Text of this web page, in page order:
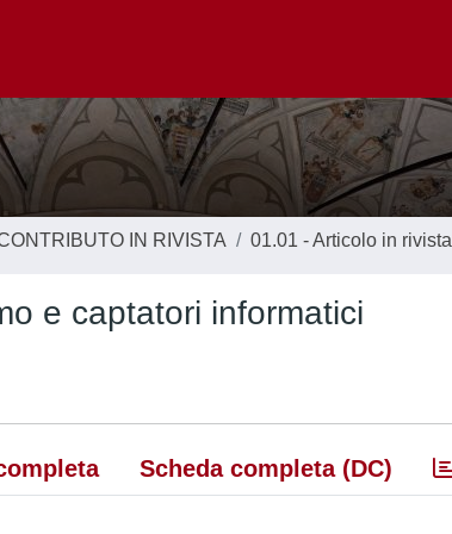
IN RIVISTA 01.01 - Articolo in rivista
e captatori informatici
Scheda completa (DC)